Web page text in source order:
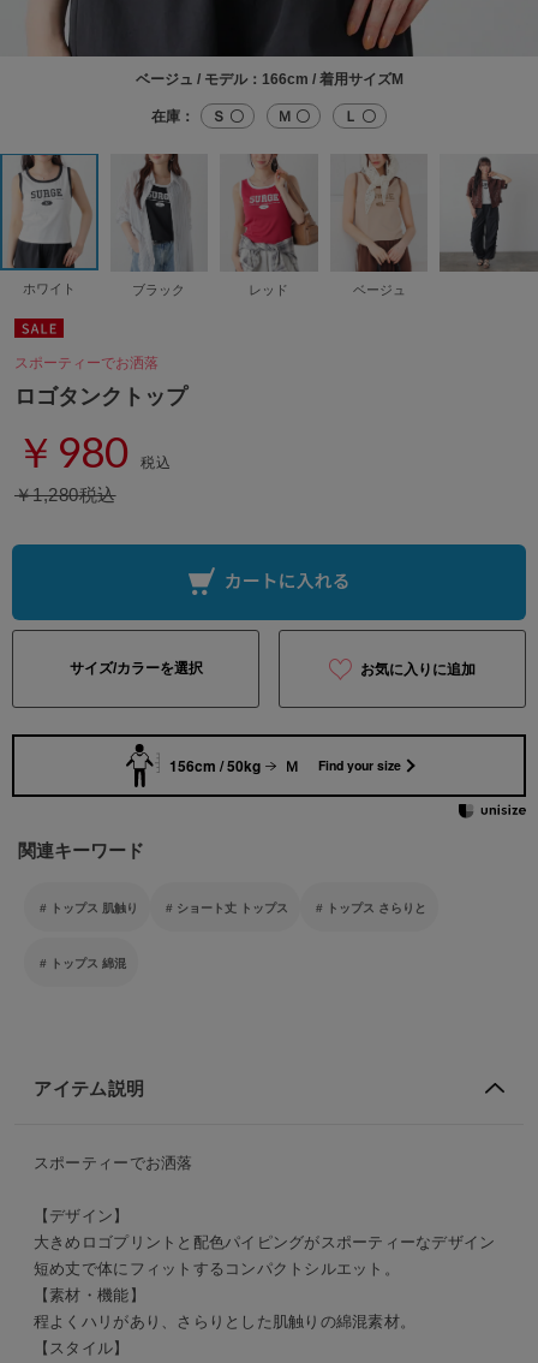
ベージュ / モデル：166cm / 着用サイズM
在庫： Ｓ 〇 Ｍ 〇 Ｌ 〇
ホワイト ブラック レッド ベージュ
スポーティーでお洒落
ロゴタンクトップ
￥980 税込
￥1,280税込
サイズ/カラーを選択 お気に入りに追加
156cm / 50kg Ｍ Find your size
関連キーワード
トップス 肌触り ショート丈 トップス トップス さらりと
トップス 綿混
アイテム説明
スポーティーでお洒落
【デザイン】
大きめロゴプリントと配色パイピングがスポーティーなデザイン
短め丈で体にフィットするコンパクトシルエット。
【素材・機能】
程よくハリがあり、さらりとした肌触りの綿混素材。
【スタイル】